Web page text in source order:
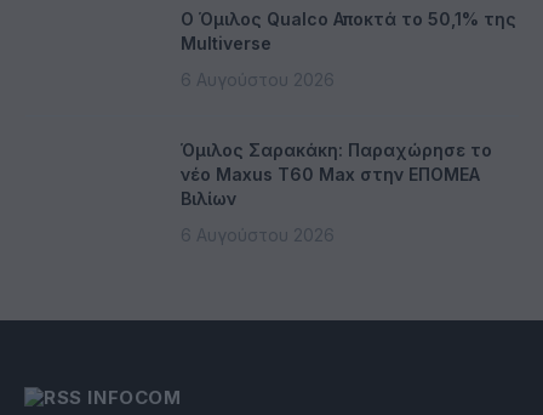
Ο Όμιλος Qualco Αποκτά το 50,1% της
Multiverse
6 Αυγούστου 2026
Όμιλος Σαρακάκη: Παραχώρησε το
νέο Maxus T60 Max στην ΕΠΟΜΕΑ
Βιλίων
6 Αυγούστου 2026
INFOCOM